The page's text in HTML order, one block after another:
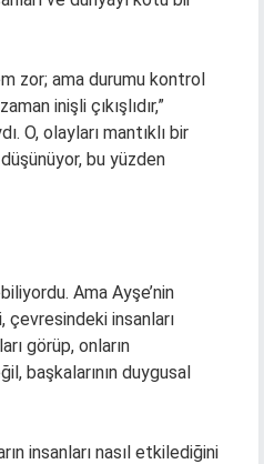
zor; ama durumu kontrol
inişli çıkışlıdır,”
O, olayları mantıklı bir
bu yüzden
Ama Ayşe’nin
çevresindeki insanları
görüp, onların
başkalarının duygusal
insanları nasıl etkilediğini